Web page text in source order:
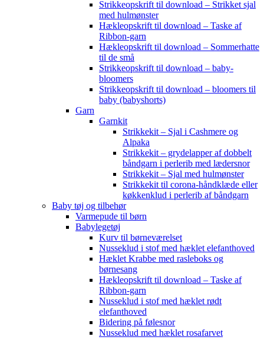
Strikkeopskrift til download – Strikket sjal
med hulmønster
Hækleopskrift til download – Taske af
Ribbon-garn
Hækleopskrift til download – Sommerhatte
til de små
Strikkeopskrift til download – baby-
bloomers
Strikkeopskrift til download – bloomers til
baby (babyshorts)
Garn
Garnkit
Strikkekit – Sjal i Cashmere og
Alpaka
Strikkekit – grydelapper af dobbelt
båndgarn i perlerib med lædersnor
Strikkekit – Sjal med hulmønster
Strikkekit til corona-håndklæde eller
køkkenklud i perlerib af båndgarn
Baby tøj og tilbehør
Varmepude til børn
Babylegetøj
Kurv til børneværelset
Nusseklud i stof med hæklet elefanthoved
Hæklet Krabbe med rasleboks og
børnesang
Hækleopskrift til download – Taske af
Ribbon-garn
Nusseklud i stof med hæklet rødt
elefanthoved
Bidering på følesnor
Nusseklud med hæklet rosafarvet